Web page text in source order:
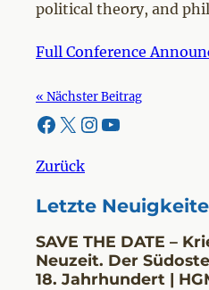
political theory, and
Full Conference
« Nächster Beitrag
Facebook X InstagramYouTube
Zurück
Letzte
SAVE THE DATE –
Neuzeit. Der
18. Jahrhundert |